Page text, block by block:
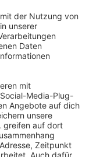
Fall
hängt auch
Den